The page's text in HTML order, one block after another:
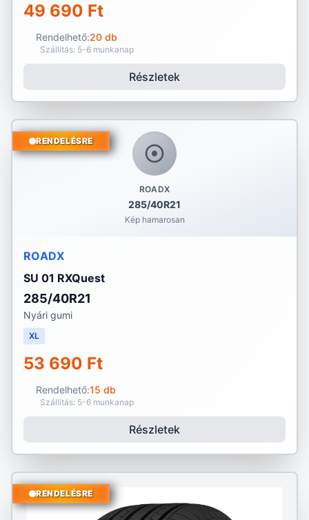
49 690 Ft
Rendelhető:20 db
Szállítás: 5-6 munkanap
Részletek
ROADX
285/40R21
Kép hamarosan
RENDELÉSRE
ROADX
SU 01 RXQuest
285/40R21
Nyári gumi
XL
53 690 Ft
Rendelhető:15 db
Szállítás: 5-6 munkanap
Részletek
RENDELÉSRE